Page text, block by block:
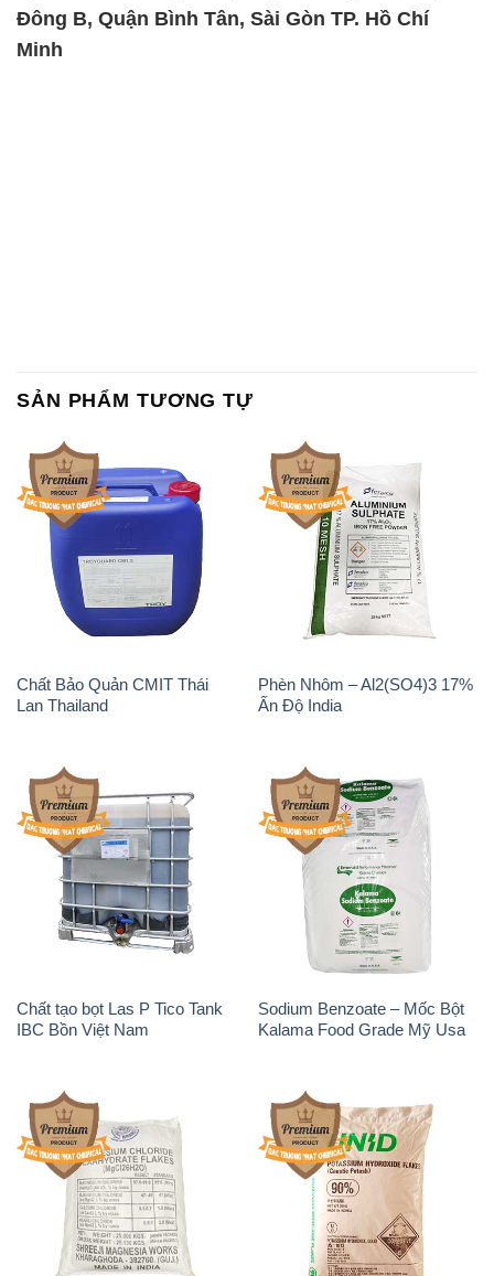
Đông B, Quận Bình Tân, Sài Gòn TP. Hồ Chí
Minh
SẢN PHẨM TƯƠNG TỰ
Chất Bảo Quản CMIT Thái
Lan Thailand
Phèn Nhôm – Al2(SO4)3 17%
Ấn Độ India
Chất tạo bọt Las P Tico Tank
IBC Bồn Việt Nam
Sodium Benzoate – Mốc Bột
Kalama Food Grade Mỹ Usa